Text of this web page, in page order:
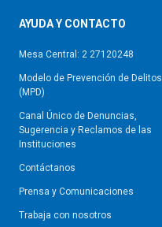
AYUDA Y CONTACTO
Mesa Central: 2 27120248
Modelo de Prevención de Delitos
(MPD)
Canal Único de Denuncias,
Sugerencia y Reclamos de las
Instituciones
Contáctanos
Prensa y Comunicaciones
Trabaja con nosotros